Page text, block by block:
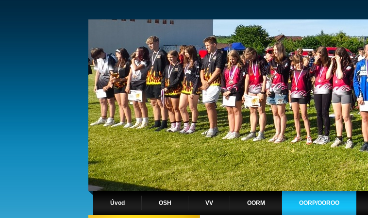
Úvod OSH VV OORM OORP/OOROO